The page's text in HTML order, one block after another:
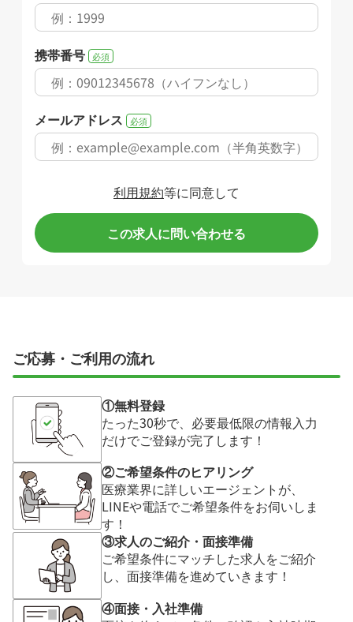
携帯番号 必須
メールアドレス 必須
利用規約等に同意して
この求人に問い合わせる
ご応募・ご利用の流れ
①無料登録
たった30秒で、必要最低限の情報入力
だけでご登録が完了します！
②ご希望条件のヒアリング
医療業界に詳しいエージェントが、
LINEや電話でご希望条件をお伺いしま
す！
③求人のご紹介・面接準備
ご希望条件にマッチした求人をご紹介
し、面接準備を進めていきます！
④面接・入社準備